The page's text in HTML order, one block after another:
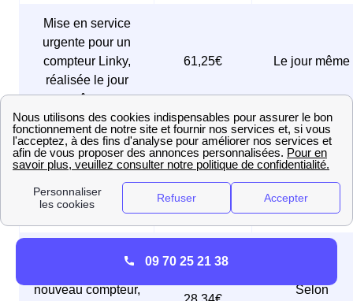
Mise en service
urgente pour un
compteur Linky,
réalisée le jour
même
61,25€ Le jour même
Mise en service
urgente pour un
ancien compteur,
réalisée le jour
180,56€
nouveau compteur,
Selon
09 70 25 21 38